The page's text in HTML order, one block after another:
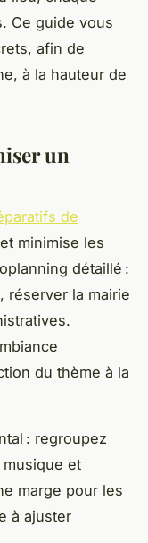
Ce guide vous
afin de
à la hauteur de
un
de
minimise les
détaillé :
réserver la mairie
du thème à la
: regroupez
et
marge pour les
à ajuster